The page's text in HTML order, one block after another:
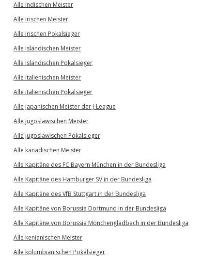
Alle indischen Meister
Alle irischen Meister
Alle irischen Pokalsieger
Alle isländischen Meister
Alle isländischen Pokalsieger
Alle italienischen Meister
Alle italienischen Pokalsieger
Alle japanischen Meister der J-League
Alle jugoslawischen Meister
Alle jugoslawischen Pokalsieger
Alle kanadischen Meister
Alle Kapitäne des FC Bayern München in der Bundesliga
Alle Kapitäne des Hamburger SV in der Bundesliga
Alle Kapitäne des VfB Stuttgart in der Bundesliga
Alle Kapitäne von Borussia Dortmund in der Bundesliga
Alle Kapitäne von Borussia Mönchengladbach in der Bundesliga
Alle kenianischen Meister
Alle kolumbianischen Pokalsieger